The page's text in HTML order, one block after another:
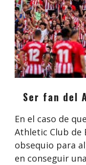
Ser fan del
En el caso de
Athletic Club de
obsequio para
en conseguir una